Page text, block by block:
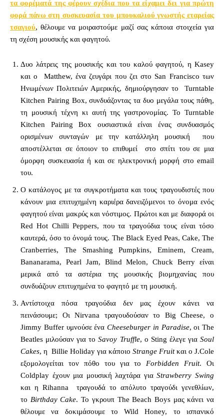
τα φορέματά της φέρουν σχέδια που τα είχαμει δει για πρώτη
φορά πάνω στη συσκευασία του μπουκαλιού γνωστής εταρείας
τσαγιού, θέλουμε να μοιραστούμε μαζί σας κάποια στοιχεία για
τη σχέση μουσικής και φαγητού.
Δυο λάτρεις της μουσικής και του καλού φαγητού, η Kasey
και ο Matthew, ένα ζευγάρι που ζει στο San Francisco των
Ηνωμένων Πολιτειών Αμερικής, δημιούργησαν το Turntable
Kitchen Pairing Box, συνδυάζοντας τα δυο μεγάλα τους πάθη,
τη μουσική τέχνη κι αυτή της γαστρονομίας. Το Turntable
Kitchen Pairing Box ουσιαστικά είναι ένας συνδυασμός
ορισμένων συνταγών με την κατάλληλη μουσική που
αποστέλλεται σε όποιον το επιθυμεί στο σπίτι του σε μια
όμορφη συσκευασία ή και σε ηλεκτρονική μορφή στο email
του.
Ο κατάλογος με τα συγκροτήματα και τους τραγουδιστές που
κάνουν μια επιτυχημένη καριέρα δανειζόμενοι το όνομα ενός
φαγητού είναι μακρύς και νόστιμος. Πρώτοι και με διαφορά οι
Red Hot Chilli Peppers, που τα τραγούδια τους είναι τόσο
καυτερά, όσο το όνομά τους. The Black Eyed Peas, Cake, The
Cranberries, The Smashing Pumpkins, Eminem, Cream,
Bananarama, Pearl Jam, Blind Melon, Chuck Berry είναι
μερικά από τα αστέρια της μουσικής βιομηχανίας που
συνδυάζουν επιτυχημένα το φαγητό με τη μουσική.
Αντίστοιχα πόσα τραγούδια δεν μας έχουν κάνει να
πεινάσουμε; Οι Nirvana τραγουδούσαν το Big Cheese, ο
Jimmy Buffer υμνούσε ένα Cheeseburger in Paradise, οι The
Beatles μιλούσαν για τοSavoy Truffle, ο Sting έλεγε γιαSoul
Cakes, η Billie Holiday για κάποιο Strange Fruitκαι ο J.Cole
εξομολογείται τον πόθο του για το Forbidden Fruit. Οι
Coldplay έχουν μια μουσική λαχτάρα γιαStrawberry Swing
και η Rihanna τραγουδά το απόλυτο τραγούδι γενεθλίων,
το Birthday Cake. Το γκρουπ The Beach Boys μας κάνει να
θέλουμε να δοκιμάσουμε το Wild Honey, το ισπανικό